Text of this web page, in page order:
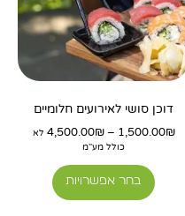
דוכן סושי לאירועים חלומיים
1,500.00₪
–
4,500.00₪
לא
כולל מע"מ
בחר אפשרויות
סוגים.
ניתן
לבחור
את
בעמוד